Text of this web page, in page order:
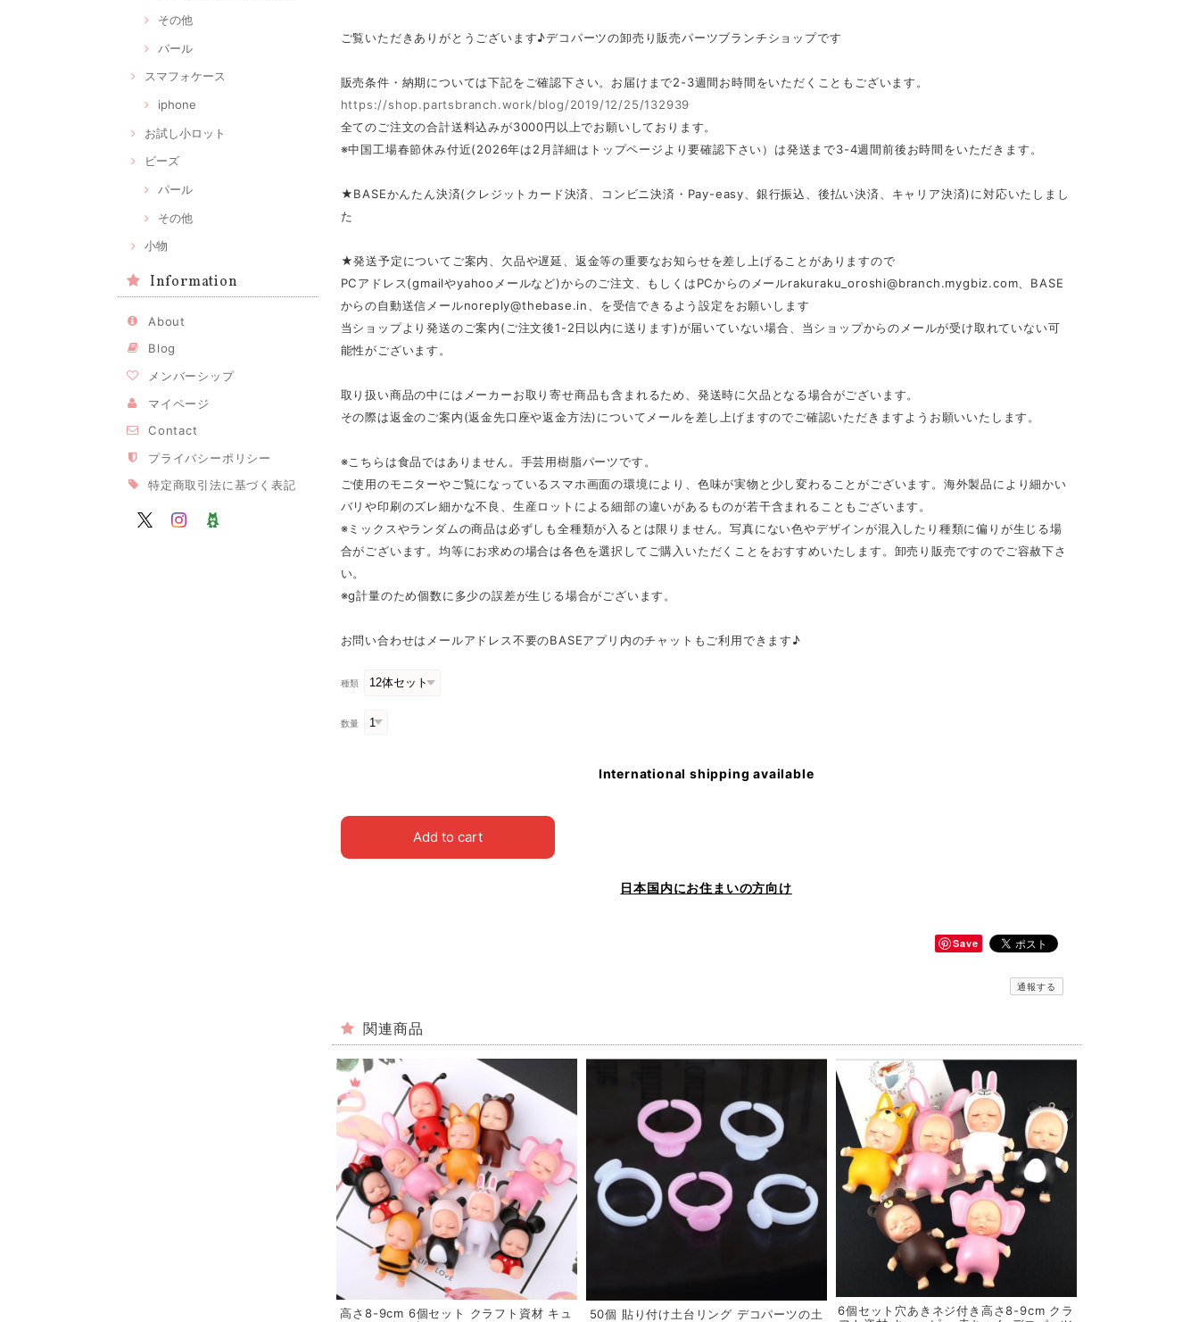
その他
パール
スマフォケース
iphone
お試し小ロット
ビーズ
パール
その他
小物
Information
About
Blog
メンバーシップ
マイページ
Contact
プライバシーポリシー
特定商取引法に基づく表記
ご覧いただきありがとうございます♪デコパーツの卸売り販売パーツブランチショップです
販売条件・納期については下記をご確認下さい。お届けまで2-3週間お時間をいただくこともございます。
https://shop.partsbranch.work/blog/2019/12/25/132939
全てのご注文の合計送料込みが3000円以上でお願いしております。
※中国工場春節休み付近(2026年は2月詳細はトップページより要確認下さい）は発送まで3-4週間前後お時間をいただきます。
★BASEかんたん決済(クレジットカード決済、コンビニ決済・Pay-easy、銀行振込、後払い決済、キャリア決済)に対応いたしまし
た
★発送予定についてご案内、欠品や遅延、返金等の重要なお知らせを差し上げることがありますので
PCアドレス(gmailやyahooメールなど)からのご注文、もしくはPCからのメールrakuraku_oroshi@branch.mygbiz.com 、BASE
からの自動送信メールnoreply@thebase.in
、を受信できるよう設定をお願いします
当ショップより発送のご案内(ご注文後1-2日以内に送ります)が届いていない場合、当ショップからのメールが受け取れていない可
能性がございます。
取り扱い商品の中にはメーカーお取り寄せ商品も含まれるため、発送時に欠品となる場合がございます。
その際は返金のご案内(返金先口座や返金方法)についてメールを差し上げますのでご確認いただきますようお願いいたします。
※こちらは食品ではありません。手芸用樹脂パーツです。
ご使用のモニターやご覧になっているスマホ画面の環境により、色味が実物と少し変わることがございます。海外製品により細かい
バリや印刷のズレ細かな不良、生産ロットによる細部の違いがあるものが若干含まれることもございます。
※ミックスやランダムの商品は必ずしも全種類が入るとは限りません。写真にない色やデザインが混入したり種類に偏りが生じる場
合がございます。均等にお求めの場合は各色を選択してご購入いただくことをおすすめいたします。卸売り販売ですのでご容赦下さ
い。
※g計量のため個数に多少の誤差が生じる場合がございます。
お問い合わせはメールアドレス不要のBASEアプリ内のチャットもご利用できます♪
種類
数量
International shipping available
Add to cart
日本国内にお住まいの方向け
Save
通報する
関連商品
高さ8-9cm 6個セット クラフト資材 キュ
50個 貼り付け土台リング デコパーツの土
6個セット穴あきネジ付き高さ8-9cm クラ